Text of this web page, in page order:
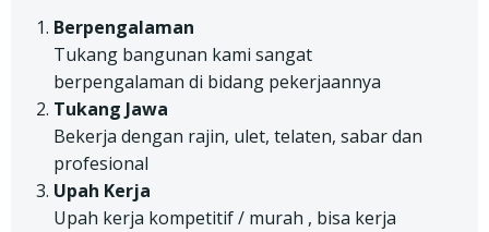
Berpengalaman
Tukang bangunan kami sangat
berpengalaman di bidang pekerjaannya
Tukang Jawa
Bekerja dengan rajin, ulet, telaten, sabar dan
profesional
Upah Kerja
Upah kerja kompetitif / murah , bisa kerja